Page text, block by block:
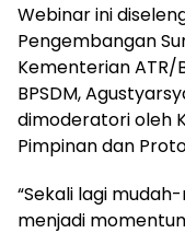
Webinar ini
Pengembangan
Kementerian ATR/
BPSDM,
dimoderatori oleh
Pimpinan dan
“Sekali lagi
menjadi